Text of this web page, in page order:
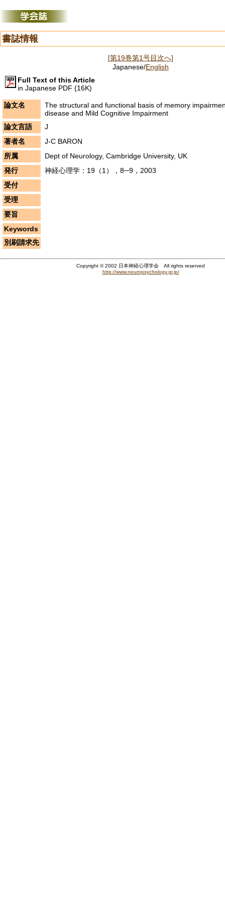
書誌情報
[第19巻第1号目次へ]
Japanese/English
Full Text of this Article
in Japanese PDF (16K)
論文名
The structural and functional basis of memory
disease and Mild Cognitive Impairment
論文言語
J
著者名
J-C BARON
所属
Dept of Neurology, Cambridge University, UK
発行
神経心理学：19（1），8─9，2003
受付
受理
要旨
Keywords
別刷請求先
Copyright © 2002 日本神経心理学会 All rights reserved
http://www.neuropsychology.gr.jp/